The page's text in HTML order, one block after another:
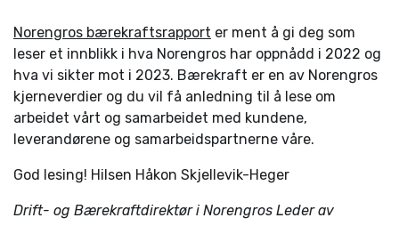
Norengros bærekraftsrapport er ment å gi deg som
leser et innblikk i hva Norengros har oppnådd i 2022 og
hva vi sikter mot i 2023. Bærekraft er en av Norengros
kjerneverdier og du vil få anledning til å lese om
arbeidet vårt og samarbeidet med kundene,
leverandørene og samarbeidspartnerne våre.
God lesing! Hilsen Håkon Skjellevik-Heger
Drift- og Bærekraftdirektør i Norengros Leder av